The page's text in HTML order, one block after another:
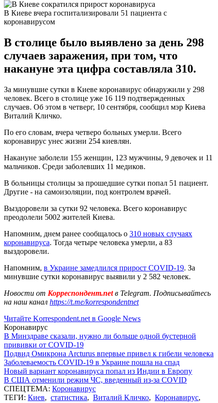
В Киеве вчера госпитализировали 51 пациента с
коронавирусом
В столице было выявлено за день 298
случаев заражения, при том, что
накануне эта цифра составляла 310.
За минувшие сутки в Киеве коронавирус обнаружили у 298
человек. Всего в столице уже 16 119 подтвержденных
случаев. Об этом в четверг, 10 сентября, сообщил мэр Киева
Виталий Кличко.
По его словам, вчера четверо больных умерли. Всего
коронавирус унес жизни 254 киевлян.
Накануне заболели 155 женщин, 123 мужчины, 9 девочек и 11
мальчиков. Среди заболевших 11 медиков.
В больницы столицы за прошедшие сутки попал 51 пациент.
Другие - на самоизоляции, под контролем врачей.
Выздоровели за сутки 92 человека. Всего коронавирус
преодолели 5002 жителей Киева.
Напомним, днем ранее сообщалось о 310 новых случаях
коронавируса. Тогда четыре человека умерли, а 83
выздоровели.
Напомним, в Украине замедлился прирост COVID-19. За
минувшие сутки коронавирус выявили у 2 582 человек.
Новости от Корреспондент.netв Telegram. Подписывайтесь
на наш канал https://t.me/korrespondentnet
Читайте Korrespondent.net в Google News
Коронавирус
В Минздраве сказали, нужно ли больше одной бустерной
прививки от COVID-19
Подвид Омикрона Arcturus впервые привел к гибели человека
Заболеваемость COVID-19 в Украине пошла на спад
Новый вариант коронавируса попал из Индии в Европу
В США отменили режим ЧС, введенный из-за COVID
СПЕЦТЕМА: Коронавирус
ТЕГИ: Киев, статистика, Виталий Кличко, Коронавирус,